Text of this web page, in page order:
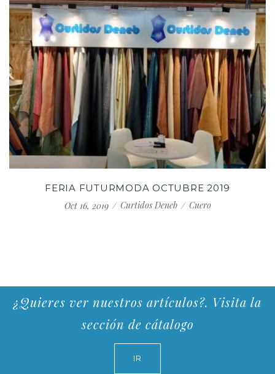
FERIA FUTURMODA OCTUBRE 2019
Oct 16, 2019
Curtidos Deneb Cuero
¿Quieres ver nuestros artículos?. Visita la
sección de cátalogo
IR